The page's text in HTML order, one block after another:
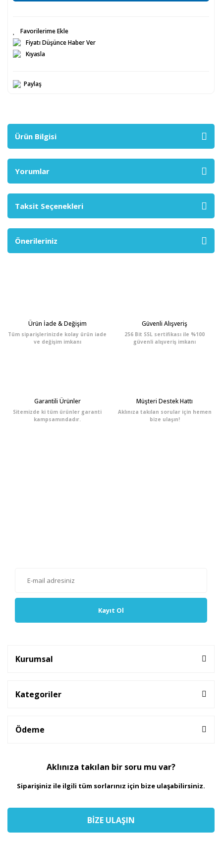
Fiyatı Düşünce Haber Ver
Kıyasla
Paylaş
Ürün Bilgisi
Yorumlar
Taksit Seçenekleri
Önerileriniz
Ürün İade & Değişim
Tüm siparişlerinizde kolay ürün iade
ve değişim imkanı
Güvenli Alışveriş
256 Bit SSL sertifikası ile %100
güvenli alışveriş imkanı
Garantili Ürünler
Sitemizde ki tüm ürünler garanti
kampsamındadır.
Müşteri Destek Hattı
Aklınıza takılan sorular için hemen
bize ulaşın!
Kayıt Ol
Kurumsal
Kategoriler
Ödeme
Aklınıza takılan bir soru mu var?
Siparişiniz ile ilgili tüm sorlarınız için bize ulaşabilirsiniz.
BİZE ULAŞIN